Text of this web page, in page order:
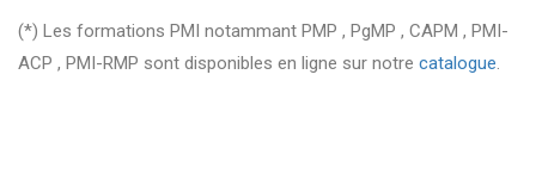
(*) Les formations PMI notammant PMP , PgMP , CAPM , PMI-
ACP , PMI-RMP sont disponibles en ligne sur notre catalogue.